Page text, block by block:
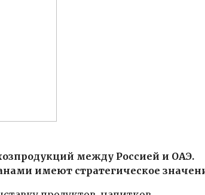
между Россией и ОАЭ.
имеют стратегическое